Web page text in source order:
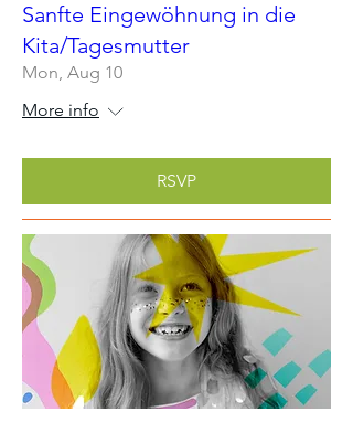
Sanfte Eingewöhnung in die
Kita/Tagesmutter
Mon, Aug 10
More info
RSVP